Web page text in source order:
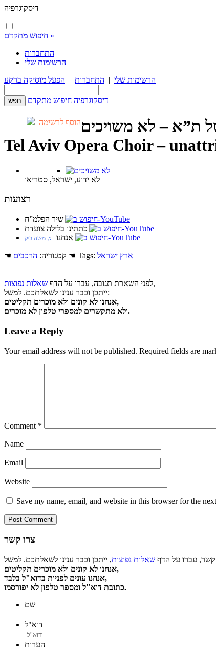
חיפוש מתקדם »
התחברות
הרשימות שלי
הרשימות שלי | התחברות | הפעל מוסיקה ברקע
דיסקוגרפיה חיפוש מתקדם
הוסף לרשימהת”א – לא משויכים
Tel Aviv Opera Choir –
לא ידוע, ישראל, סטריאו
רצועות
שיר הפלמ”ח
כתתינו בלילה צועדת
אנחנו ♫ משה ביק
☚ קטגוריה: הרכבים ☚ Tags: ארץ ישראל
לפני השארת תגובה, עברו על הדף שאלות נפוצות
,
ייתכן וכבר ענינו לשאלתכם. למשל:
אנחנו לא קונים ולא מוכרים תקליטים,
ולא מתקשרים למספרי טלפון לא מוכרים.
Leave a Reply
Your email address will not be published. Required fields are
Comment *
Name
Email
Website
Save my name, email, and website in this browser for the
צרו קשר
קשר, עברו על הדף שאלות נפוצות
אנחנו לא קונים ולא מוכרים תקליטים,
אנחנו עונים לפניות בדוא"ל בלבד,
כתובת דוא"ל ומספר טלפון לא יפורסמו.
שם
דוא"ל
הערות